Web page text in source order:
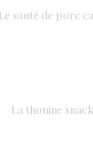
sauté de porc
La thonine